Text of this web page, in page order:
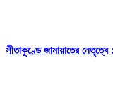
সীতাকুণ্ডে জামায়াতের